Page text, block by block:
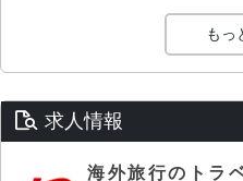
もっ
求人情報
海外旅行のトラ